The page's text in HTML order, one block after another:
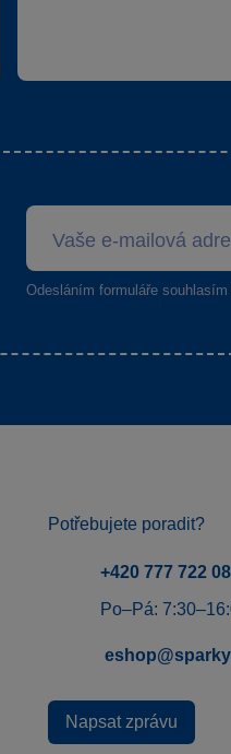
Odesláním formuláře souhlasím
Potřebujete poradit?
+420 777 722
Po–Pá:
Napsat zprávu